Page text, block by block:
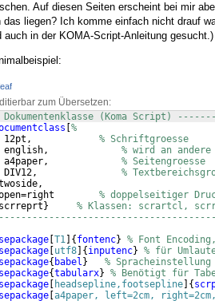
Auf diesen Seiten erscheint bei mir
das liegen? Ich komme einfach nicht drauf
auch in der KOMA-Script-Anleitung gesucht.)
zum Übersetzen:
Dokumentenklasse (Koma
%
12pt,
% Schriftgroesse
english,
% wird an
a4paper,
% Seitengroesse
DIV12,
%
open=right
% doppelseitiger
scrreprt }
% Klassen: scrartcl,
T1 { fontenc} % Font
utf8 { inputenc} % für
{ babel }
% Spracheinstellung
{tabularx} % Benötigt für
headsepline,footsepline {
a4paper, left=2cm, right=2cm,